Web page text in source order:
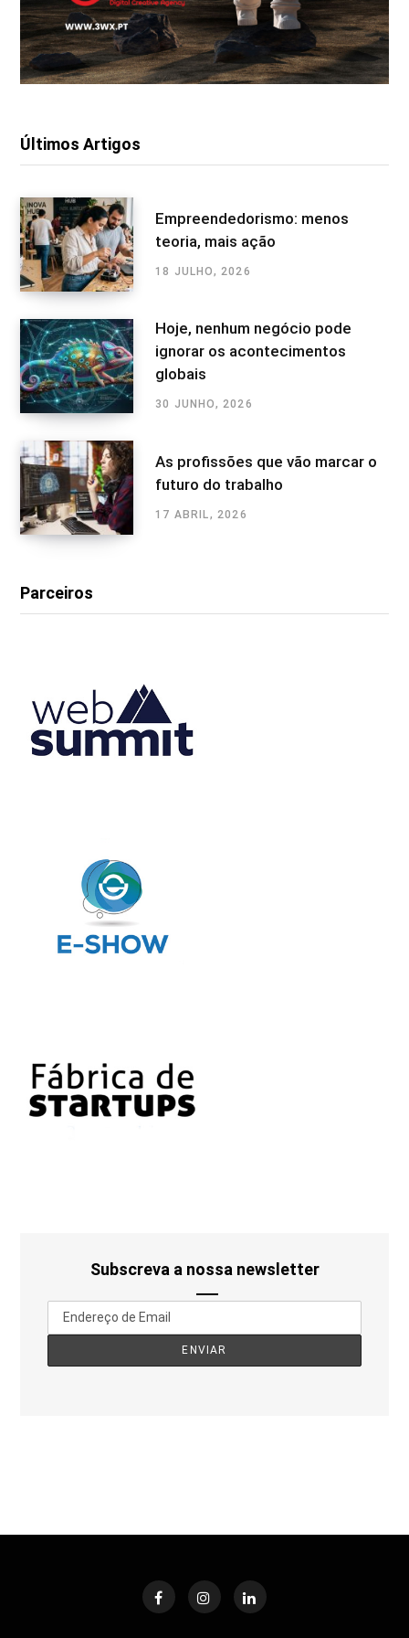
Últimos Artigos
Empreendedorismo: menos
teoria, mais ação
18 JULHO, 2026
Hoje, nenhum negócio pode
ignorar os acontecimentos
globais
30 JUNHO, 2026
As profissões que vão marcar o
futuro do trabalho
17 ABRIL, 2026
Parceiros
Subscreva a nossa newsletter